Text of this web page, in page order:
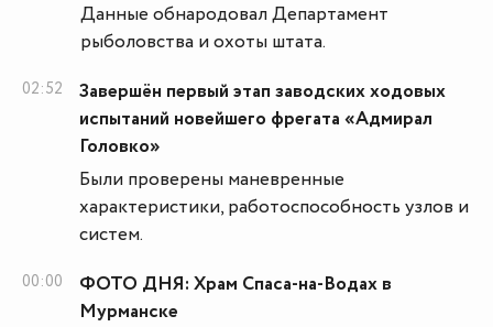
Данные обнародовал Департамент
рыболовства и охоты штата.
02:52
Завершён первый этап заводских ходовых
испытаний новейшего фрегата «Адмирал
Головко»
Были проверены маневренные
характеристики, работоспособность узлов и
систем.
00:00
ФОТО ДНЯ: Храм Спаса-на-Водах в
Мурманске